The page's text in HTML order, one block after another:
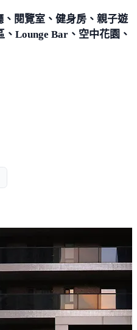
閱覽室、健身房、親子遊
Lounge Bar、空中花園、